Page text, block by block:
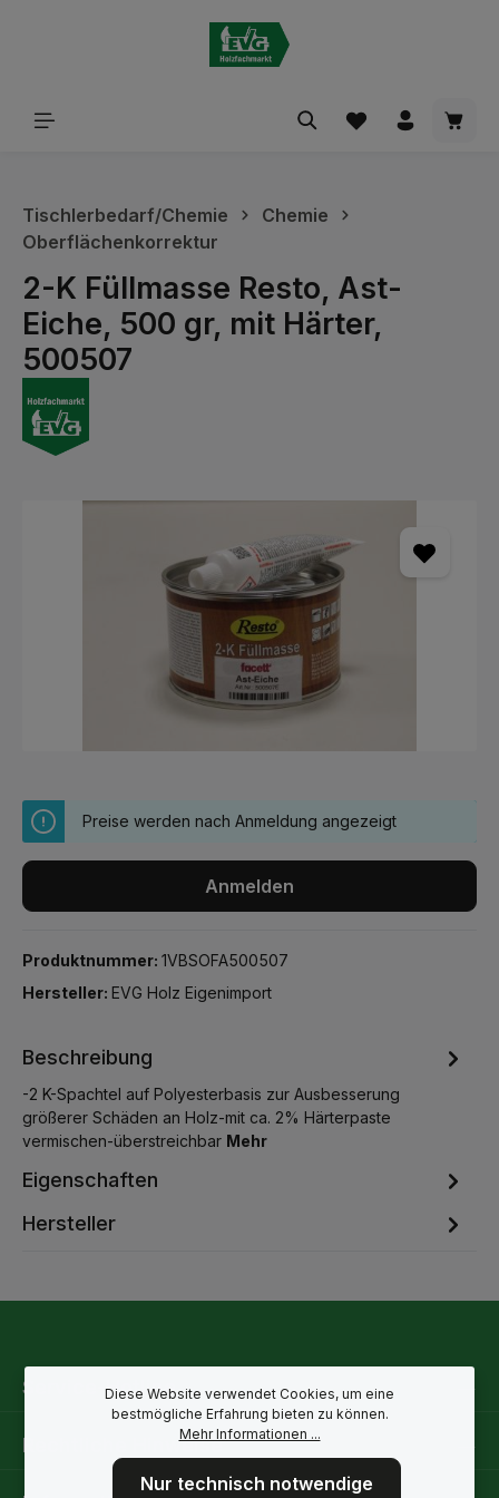
Tischlerbedarf/Chemie
Chemie
Oberflächenkorrektur
2-K Füllmasse Resto, Ast-
Eiche, 500 gr, mit Härter,
500507
Preise werden nach Anmeldung angezeigt
Anmelden
Produktnummer: 1VBSOFA500507
Hersteller: EVG Holz Eigenimport
Beschreibung
-2 K-Spachtel auf Polyesterbasis zur Ausbesserung
größerer Schäden an Holz-mit ca. 2% Härterpaste
vermischen-überstreichbar Mehr
Eigenschaften
Hersteller
Service-Hotline
Rechtliche Hinweise
Diese Website verwendet Cookies, um eine
bestmögliche Erfahrung bieten zu können.
Mehr Informationen ...
Nur technisch notwendige